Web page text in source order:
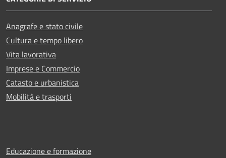
Anagrafe e stato civile
Cultura e tempo libero
Vita lavorativa
Imprese e Commercio
Catasto e urbanistica
Mobilità e trasporti
Educazione e formazione